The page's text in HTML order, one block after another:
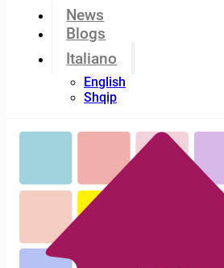
News
Blogs
Italiano
English
Shqip